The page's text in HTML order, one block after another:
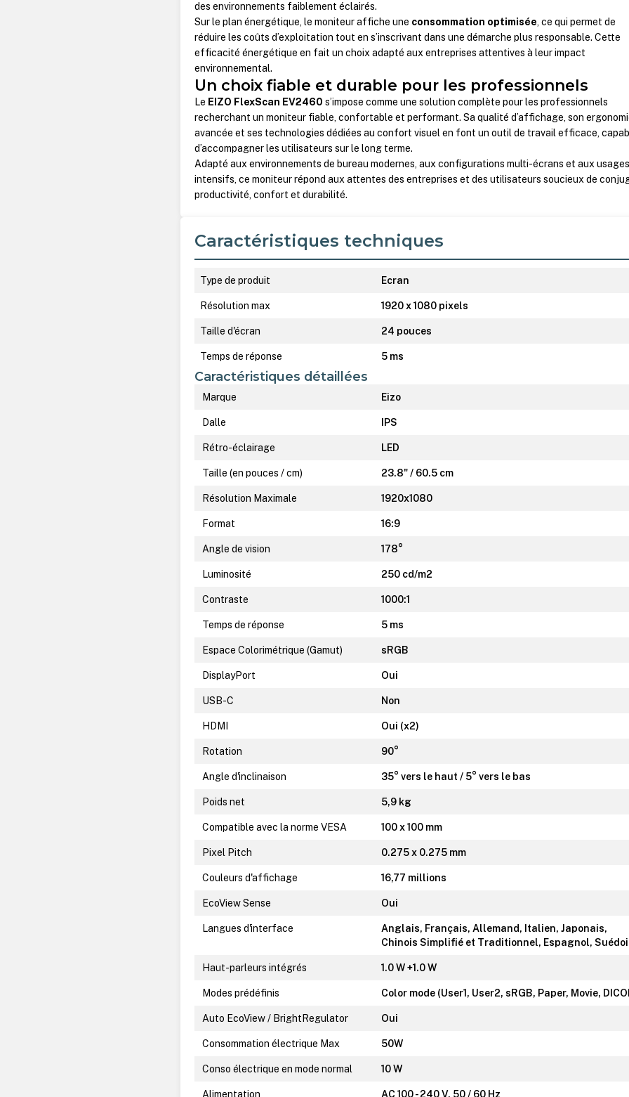
des environnements faiblement éclairés.
Sur le plan énergétique, le moniteur affiche une consommation optimisée, ce qui permet de
réduire les coûts d’exploitation tout en s’inscrivant dans une démarche plus responsable. Cette
efficacité énergétique en fait un choix adapté aux entreprises attentives à leur impact
environnemental.
Un choix fiable et durable pour les professionnels
Le EIZO FlexScan EV2460 s’impose comme une solution complète pour les professionnels
recherchant un moniteur fiable, confortable et performant. Sa qualité d’affichage, son
avancée et ses technologies dédiées au confort visuel en font un outil de travail efficace,
d’accompagner les utilisateurs sur le long terme.
Adapté aux environnements de bureau modernes, aux configurations multi-écrans et aux usages
intensifs, ce moniteur répond aux attentes des entreprises et des utilisateurs soucieux de
productivité, confort et durabilité.
Caractéristiques techniques
Type de produit Ecran
Résolution max 1920 x 1080 pixels
Taille d'écran 24 pouces
Temps de réponse 5 ms
Caractéristiques détaillées
Marque Eizo
Dalle IPS
Rétro-éclairage LED
Taille (en pouces / cm) 23.8" / 60.5 cm
Résolution Maximale 1920x1080
Format 16:9
Angle de vision 178°
Luminosité 250 cd/m2
Contraste 1000:1
Temps de réponse 5 ms
Espace Colorimétrique (Gamut) sRGB
DisplayPort Oui
USB-C Non
HDMI Oui (x2)
Rotation 90°
Angle d'inclinaison 35° vers le haut / 5° vers le bas
Poids net 5,9 kg
Compatible avec la norme VESA 100 x 100 mm
Pixel Pitch 0.275 x 0.275 mm
Couleurs d'affichage 16,77 millions
EcoView Sense Oui
Langues d'interface
Anglais, Français, Allemand, Italien, Japonais,
Chinois Simplifié et Traditionnel, Espagnol,
Haut-parleurs intégrés 1.0 W +1.0 W
Modes prédéfinis Color mode (User1, User2, sRGB, Paper, Movie,
Auto EcoView / BrightRegulator Oui
Consommation électrique Max 50W
Conso électrique en mode normal 10 W
Alimentation AC 100 - 240 V, 50 / 60 Hz